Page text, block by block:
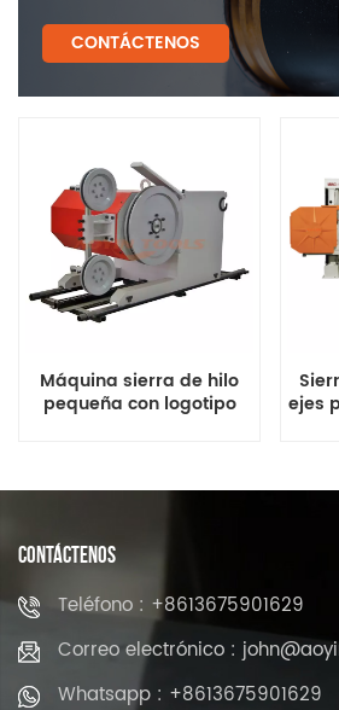
CONTÁCTENOS
Máquina sierra de hilo
pequeña con logotipo ejes
CONTÁCTENOS
Teléfono : +8613675901629
Correo electrónico :
Whatsapp : +8613675901629